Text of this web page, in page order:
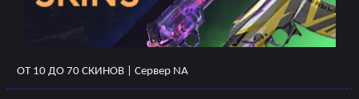
ОТ 10 ДО 70 СКИНОВ | Сервер NA